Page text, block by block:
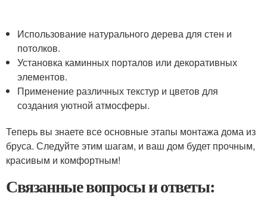
Использование натурального дерева для стен и
потолков.
Установка каминных порталов или декоративных
элементов.
Применение различных текстур и цветов для
создания уютной атмосферы.
Теперь вы знаете все основные этапы монтажа дома из
бруса. Следуйте этим шагам, и ваш дом будет прочным,
красивым и комфортным!
Связанные вопросы и ответы: